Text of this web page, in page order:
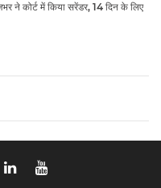
ने कोर्ट में किया सरेंडर, 14 दिन के लिए